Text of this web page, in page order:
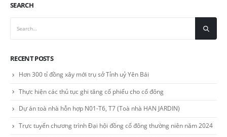
SEARCH
RECENT POSTS
Hơn 300 tỉ đồng xây mới trụ sở Tỉnh uỷ Yên Bái
Thực hiện các thủ tục ghi tăng cổ phiếu cho cổ đông
Dự án toà nhà hỗn hợp N01-T6, T7 (Toà nhà HAN JARDIN)
Trực tuyến chương trình Đại hội đồng cổ đông thường niên năm 2024